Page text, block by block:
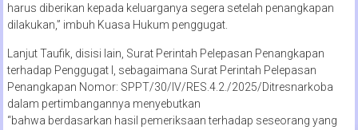
harus diberikan kepada keluarganya segera setelah penangkapan
dilakukan,” imbuh Kuasa Hukum penggugat.
Lanjut Taufik, disisi lain, Surat Perintah Pelepasan Penangkapan
terhadap Penggugat I, sebagaimana Surat Perintah Pelepasan
Penangkapan Nomor: SPPT/30/IV/RES.4.2./2025/Ditresnarkoba
dalam pertimbangannya menyebutkan
“bahwa berdasarkan hasil pemeriksaan terhadap seseorang yang